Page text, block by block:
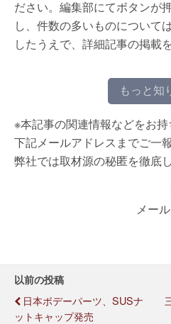
ださい。編集部にてボタンが
し、件数の多いものについて
したうえで、詳細記事の掲載
もっと知
※本記事の関連情報などをお
下記メールアドレスまでご一
弊社では取材源の秘匿を徹底
メー
以前の投稿
日本ボデーパーツ、SUSナ
ットキャップ発売